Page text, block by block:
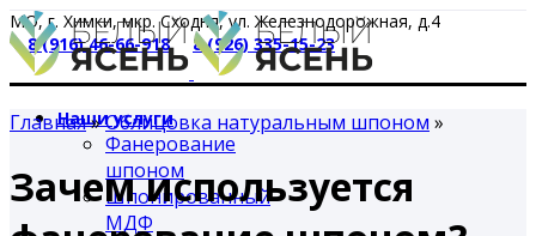
МО, г. Химки, мкр. Сходня, ул. Железнодорожная, д.4
8 (916) 46-66-918
8 (926) 335-15-23
Наши услуги
Фанерование
шпоном
Шпонированный
МДФ
Главная»Облицовка натуральным шпоном »
Зачем используется